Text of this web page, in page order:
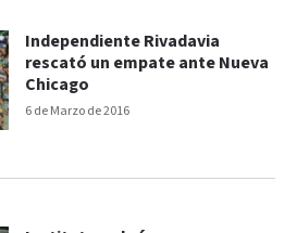
6 de Marzo de 2016
Independiente Rivadavia
rescató un empate ante Nueva
Chicago